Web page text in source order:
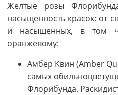
Желтые розы
насыщенность красок: от
и насыщенных, в том
оранжевому:
Амбер Квин (Amber
самых
Флорибунда.